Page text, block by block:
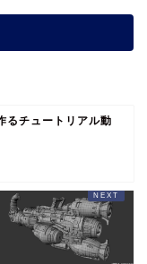
るチュートリアル動